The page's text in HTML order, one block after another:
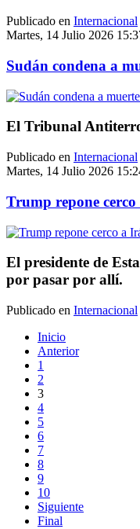
Publicado en Internacional
Martes, 14 Julio 2026
Sudán condena a
El Tribunal
Publicado en Internacional
Martes, 14 Julio 2026
Trump repone
El presidente de
por pasar por allí.
Publicado en Internacional
Inicio
Anterior
1
2
3
4
5
6
7
8
9
10
Siguiente
Final